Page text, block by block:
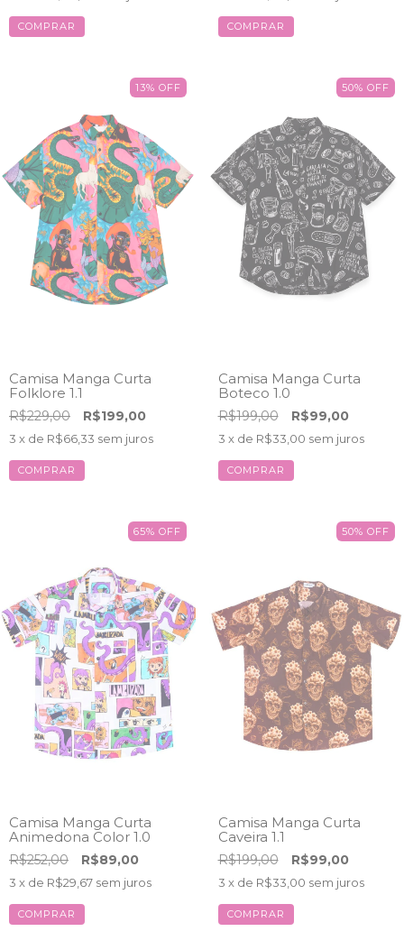
COMPRAR COMPRAR
13% OFF
Camisa Manga Curta
Folklore 1.1
R$229,00 R$199,00
3 x de R$66,33 sem juros
COMPRAR
50% OFF
Camisa Manga Curta
Boteco 1.0
R$199,00 R$99,00
3 x de R$33,00 sem juros
COMPRAR
65% OFF
Camisa Manga Curta
Animedona Color 1.0
R$252,00 R$89,00
3 x de R$29,67 sem juros
COMPRAR
50% OFF
Camisa Manga Curta
Caveira 1.1
R$199,00 R$99,00
3 x de R$33,00 sem juros
COMPRAR